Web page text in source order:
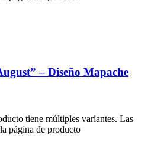
– Diseño Mapache
tiene múltiples variantes. Las
página de producto